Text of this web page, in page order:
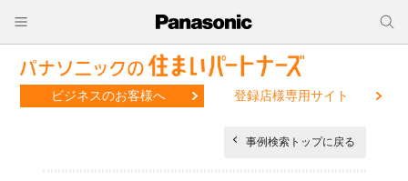
ビジネスのお客様へ 登録店様専用サイト
事例検索トップに戻る